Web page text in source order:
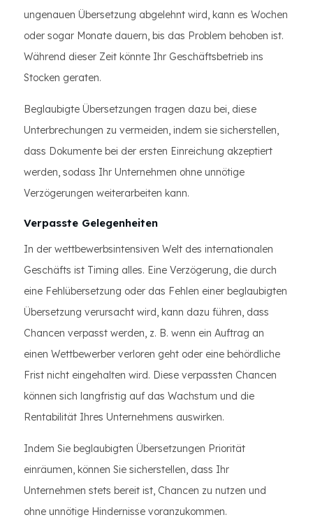
ungenauen Übersetzung abgelehnt wird, kann es Wochen
oder sogar Monate dauern, bis das Problem behoben ist.
Während dieser Zeit könnte Ihr Geschäftsbetrieb ins
Stocken geraten.
Beglaubigte Übersetzungen tragen dazu bei, diese
Unterbrechungen zu vermeiden, indem sie sicherstellen,
dass Dokumente bei der ersten Einreichung akzeptiert
werden, sodass Ihr Unternehmen ohne unnötige
Verzögerungen weiterarbeiten kann.
Verpasste Gelegenheiten
In der wettbewerbsintensiven Welt des internationalen
Geschäfts ist Timing alles. Eine Verzögerung, die durch
eine Fehlübersetzung oder das Fehlen einer beglaubigten
Übersetzung verursacht wird, kann dazu führen, dass
Chancen verpasst werden, z. B. wenn ein Auftrag an
einen Wettbewerber verloren geht oder eine behördliche
Frist nicht eingehalten wird. Diese verpassten Chancen
können sich langfristig auf das Wachstum und die
Rentabilität Ihres Unternehmens auswirken.
Indem Sie beglaubigten Übersetzungen Priorität
einräumen, können Sie sicherstellen, dass Ihr
Unternehmen stets bereit ist, Chancen zu nutzen und
ohne unnötige Hindernisse voranzukommen.